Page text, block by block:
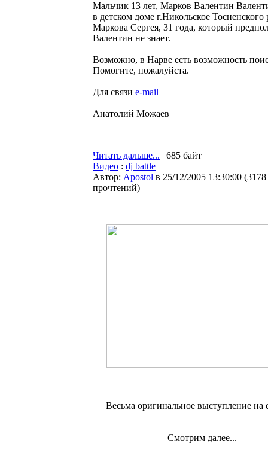
Мальчик 13 лет, Марков Валентин
в детском доме г.Никольское
Маркова Сергея, 31 года, который
Валентин не знает.
Возможно, в Нарве есть возможность
Помогите, пожалуйста.
Для связи e-mail
Анатолий Можаев
Читать дальше... | 685 байт
Видео : dj battle
Автор: Apostol в 25/12/2005 13:30:00 (3178
прочтений)
Весьма оригинальное выступление на
Смотрим далее...